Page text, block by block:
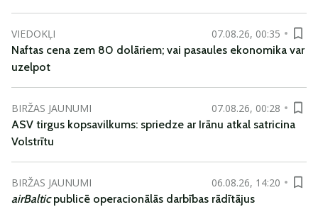
VIEDOKĻI
07.08.26, 00:35
Naftas cena zem 80 dolāriem; vai pasaules ekonomika var
uzelpot
BIRŽAS JAUNUMI
07.08.26, 00:28
ASV tirgus kopsavilkums: spriedze ar Irānu atkal satricina
Volstrītu
BIRŽAS JAUNUMI
06.08.26, 14:20
airBalticpublicē operacionālās darbības rādītājus